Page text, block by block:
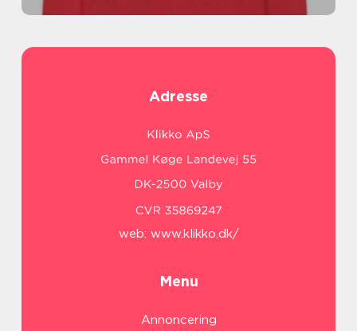
Adresse
web: www.klikko.dk/
Menu
Annoncering